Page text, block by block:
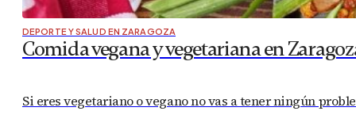
DEPORTE Y SALUD EN ZARAGOZA
Comida vegana y vegetariana en
Si eres vegetariano o vegano no vas a tener ningún